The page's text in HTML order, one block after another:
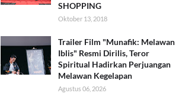
SHOPPING
Oktober 13, 2018
Trailer Film "Munafik: Melawan
Iblis" Resmi Dirilis, Teror
Spiritual Hadirkan Perjuangan
Melawan Kegelapan
Agustus 06, 2026